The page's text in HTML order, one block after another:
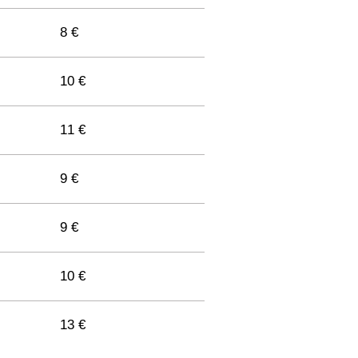
10 €
10 €
9 €
11 €
10 €
8 €
10 €
11 €
9 €
9 €
10 €
13 €